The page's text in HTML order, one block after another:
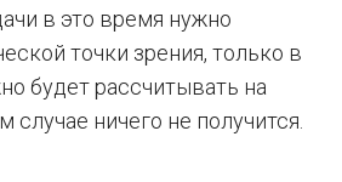
в это время нужно
точки зрения, только в
будет рассчитывать на
случае ничего не получится.